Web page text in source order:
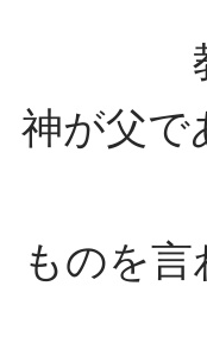
神が父で
ものを